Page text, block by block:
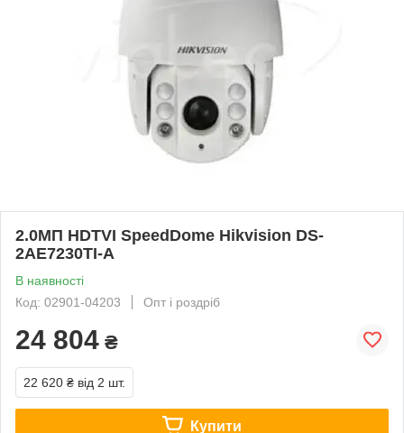
2.0МП HDTVI SpeedDome Hikvision DS-
2AE7230TI-A
В наявності
Код: 02901-04203
Опт і роздріб
24 804 ₴
22 620 ₴ від 2 шт.
Купити